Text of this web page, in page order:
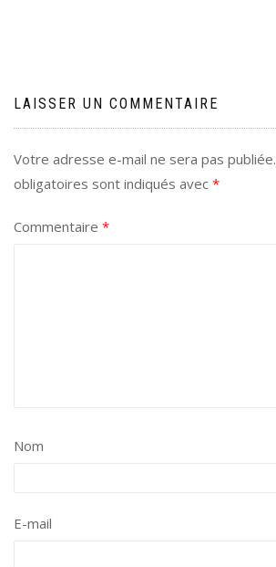
LAISSER UN COMMENTAIRE
Votre adresse e-mail ne sera pas publiée.
obligatoires sont indiqués avec *
Commentaire *
Nom
E-mail